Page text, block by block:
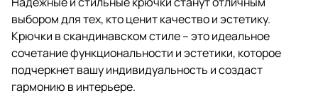
выбором для тех, кто ценит качество и эстетику.
Крючки в скандинавском стиле – это идеальное
сочетание функциональности и эстетики, которое
подчеркнет вашу индивидуальность и создаст
гармонию в интерьере.